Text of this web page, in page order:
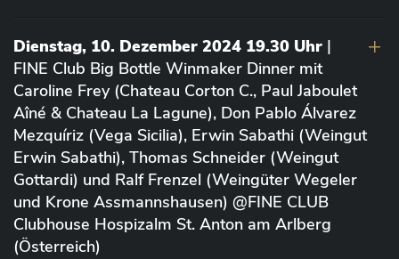
Dienstag, 10. Dezember 2024 19.30 Uhr |
FINE Club Big Bottle Winmaker Dinner mit
Caroline Frey (Chateau Corton C., Paul Jaboulet
Aîné & Chateau La Lagune), Don Pablo Álvarez
Mezquíriz (Vega Sicilia), Erwin Sabathi (Weingut
Erwin Sabathi), Thomas Schneider (Weingut
Gottardi) und Ralf Frenzel (Weingüter Wegeler
und Krone Assmannshausen) @FINE CLUB
Clubhouse Hospizalm St. Anton am Arlberg
(Österreich)